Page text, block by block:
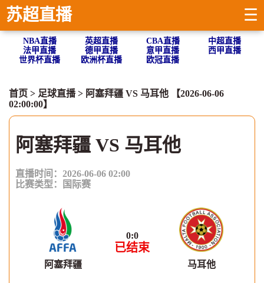
苏超直播 ☰
NBA直播 英超直播 CBA直播
中超直播
法甲直播
德甲直播 意甲直播
西甲直播
世界杯直播
欧洲杯直播 欧冠直播
首页 > 足球直播> 阿塞拜疆 VS 马耳他 【2026-06-06
02:00:00】
阿塞拜疆 VS 马耳他
直播时间：2026-06-06 02:00
比赛类型：
国际赛
阿塞拜疆
0:0
已结束
马耳他